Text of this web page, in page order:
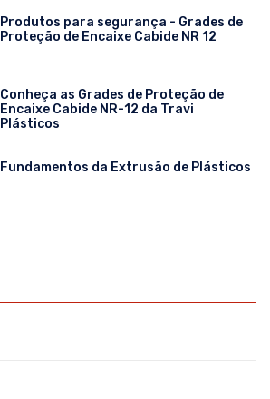
Produtos para segurança - Grades de
Proteção de Encaixe Cabide NR 12
Conheça as Grades de Proteção de
Encaixe Cabide NR-12 da Travi
Plásticos
Fundamentos da Extrusão de Plásticos